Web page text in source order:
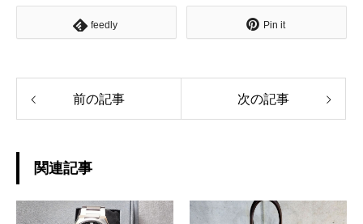
feedly Pin it
前の記事 次の記事
関連記事